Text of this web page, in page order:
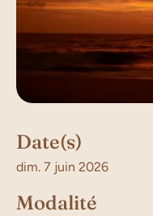
Date(s)
dim. 7 juin 2026
Modalité